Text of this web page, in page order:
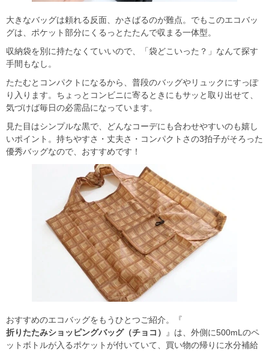
大きなバッグは頼れる反面、かさばるのが難点。でもこのエコバッ
グは、ポケット部分にくるっとたたんで収まる一体型。
収納袋を別に持たなくていいので、「袋どこいった？」なんて探す
手間もなし。
たたむとコンパクトになるから、普段のバッグやリュックにすっぽ
り入ります。ちょっとコンビニに寄るときにもサッと取り出せて、
気づけば毎日の必需品になっています。
見た目はシンプルな黒で、どんなコーデにも合わせやすいのも嬉し
いポイント。持ちやすさ・丈夫さ・コンパクトさの3拍子がそろった
優秀バッグなので、おすすめです！
おすすめのエコバッグをもうひとつご紹介。『
折りたたみショッピングバッグ（チョコ）
』は、外側に500mLのペ
ットボトルが入るポケットが付いていて、買い物の帰りに水分補給